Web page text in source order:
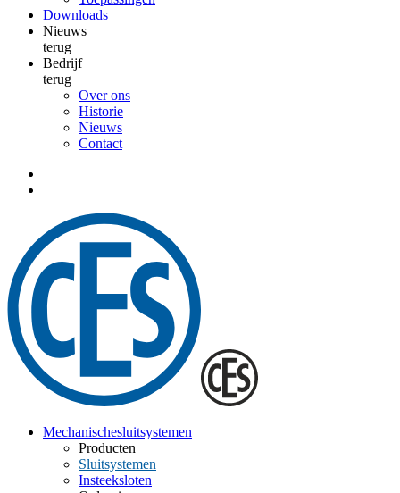
Downloads
Nieuws
terug
Bedrijf
terug
Over ons
Historie
Nieuws
Contact
Mechanischesluitsystemen
Producten
Sluitsystemen
Insteeksloten